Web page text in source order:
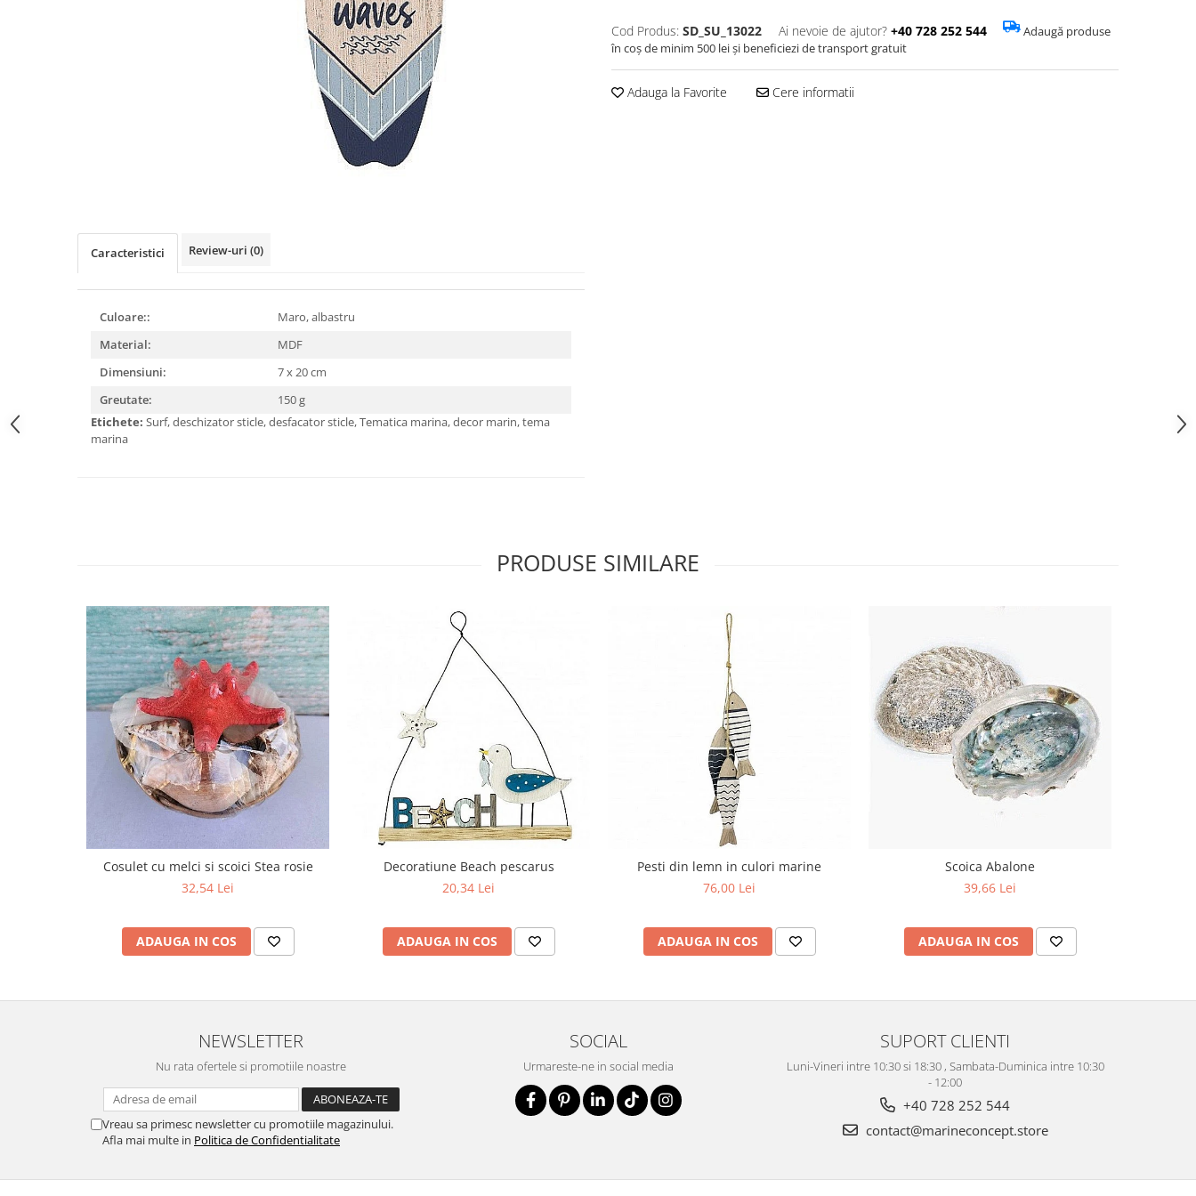
Cod Produs: SD_SU_13022 Ai nevoie de ajutor? +40 728 252 544
Adaugă produse
în coș de minim 500 lei și beneficiezi de transport gratuit
Adauga la Favorite Cere informatii
Caracteristici Review-uri (0)
Culoare::
Maro, albastru
Material:
MDF
Dimensiuni:
7 x 20 cm
Greutate:
150 g
Etichete: Surf, deschizator sticle, desfacator sticle, Tematica marina, decor marin, tema
marina
PRODUSE SIMILARE
Cosulet cu melci si scoici Stea rosie
32,54 Lei
ADAUGA IN COS
Decoratiune Beach pescarus
20,34 Lei
ADAUGA IN COS
Pesti din lemn in culori marine
76,00 Lei
ADAUGA IN COS
Scoica Abalone
39,66 Lei
ADAUGA IN COS
NEWSLETTER
Nu rata ofertele si promotiile noastre
Vreau sa primesc newsletter cu promotiile magazinului.
Afla mai multe in Politica de Confidentialitate
SOCIAL
Urmareste-ne in social media
SUPORT CLIENTI
Luni-Vineri intre 10:30 si 18:30 , Sambata-Duminica intre 10:30
- 12:00
+40 728 252 544
contact@marineconcept.store